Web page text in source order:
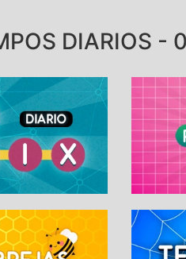
DIARIOS -